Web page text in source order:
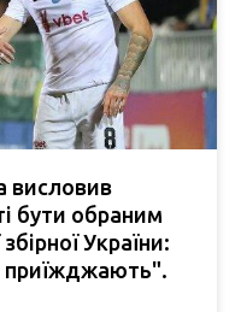
висловив
бути обраним
України:
приїжджають".